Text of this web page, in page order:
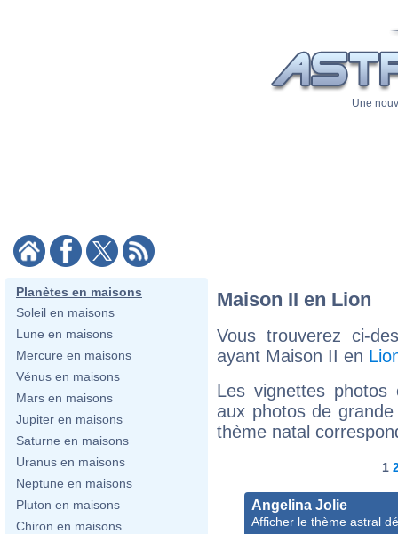
Une
Planètes en maisons
Soleil en maisons
Lune en maisons
Mercure en maisons
Vénus en maisons
Mars en maisons
Jupiter en maisons
Saturne en maisons
Uranus en maisons
Neptune en maisons
Pluton en maisons
Chiron en maisons
Maison II en Lion
Vous trouverez ci-
ayant Maison II en
Les vignettes
aux photos de
thème natal
1
Angelina Jolie
Afficher le thème astral